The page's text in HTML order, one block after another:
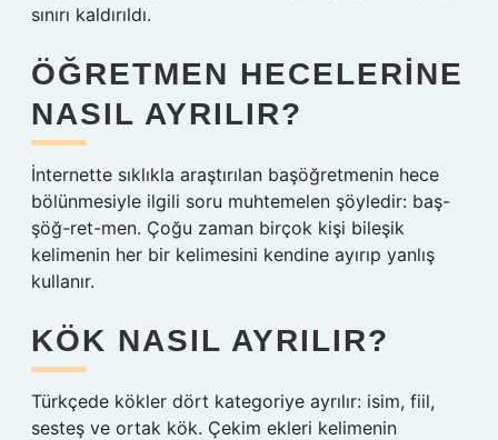
sınırı kaldırıldı.
ÖĞRETMEN HECELERINE
NASIL AYRILIR?
İnternette sıklıkla araştırılan başöğretmenin hece
bölünmesiyle ilgili soru muhtemelen şöyledir: baş-
şöğ-ret-men. Çoğu zaman birçok kişi bileşik
kelimenin her bir kelimesini kendine ayırıp yanlış
kullanır.
KÖK NASIL AYRILIR?
Türkçede kökler dört kategoriye ayrılır: isim, fiil,
sesteş ve ortak kök. Çekim ekleri kelimenin